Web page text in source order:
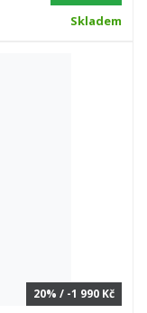
Skladem
20% / -1 990 Kč